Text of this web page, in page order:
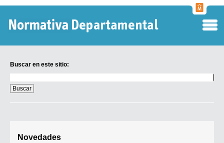
Buscar en este sitio:
en
este
sitio:
Novedades